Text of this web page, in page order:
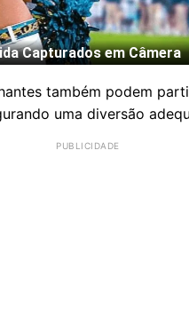
também podem
uma diversão